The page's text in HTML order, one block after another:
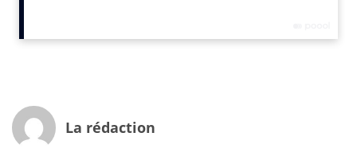
marquer publiquement le changement de stratégie.
Son obsolescence : lorsqu’une marque est adossée à
une technologie, on peut dire que dès sa création ses
jours sont comptés. En effet, l’innovation peut rendre
La rédaction